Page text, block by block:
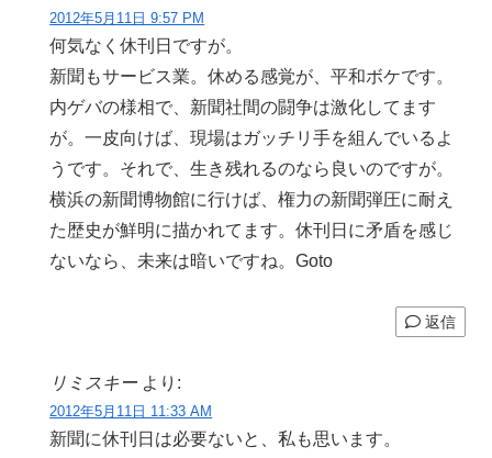
2012年5月11日 9:57 PM
何気なく休刊日ですが。
新聞もサービス業。休める感覚が、平和ボケです。
内ゲバの様相で、新聞社間の闘争は激化してます
が。一皮向けば、現場はガッチリ手を組んでいるよ
うです。それで、生き残れるのなら良いのですが。
横浜の新聞博物館に行けば、権力の新聞弾圧に耐え
た歴史が鮮明に描かれてます。休刊日に矛盾を感じ
ないなら、未来は暗いですね。Goto
返信
リミスキー より:
2012年5月11日 11:33 AM
新聞に休刊日は必要ないと、私も思います。